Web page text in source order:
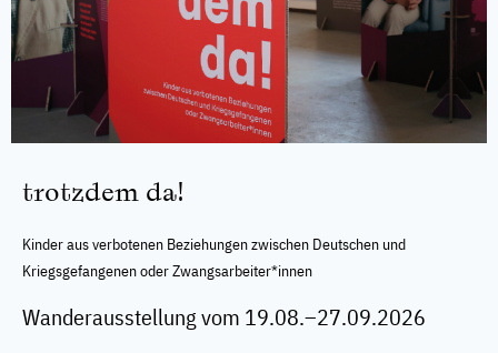
trotzdem da!
Kinder aus verbotenen Beziehungen zwischen Deutschen und
Kriegsgefangenen oder Zwangsarbeiter*innen
Wanderausstellung vom 19.08.–27.09.2026